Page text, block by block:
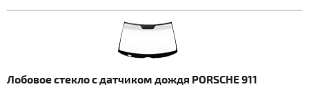
Лобовое стекло с датчиком дождя PORSCHE 911